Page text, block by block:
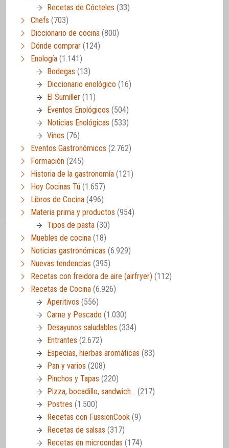
Recetas de Cócteles (33)
Chefs (703)
Diccionario de cocina (800)
Dónde comprar (124)
Enología (1.141)
Bodegas (13)
Diccionario enológico (16)
El Sumiller (11)
Eventos Enológicos (504)
Noticias Enológicas (533)
Vinos (76)
Eventos Gastronómicos (2.762)
Formación (245)
Historia de la gastronomía (121)
Hoy Cocinas Tú (1.657)
Libros de Cocina (496)
Materia prima y productos (954)
Tipos de pasta (30)
Muebles de cocina (18)
Noticias gastronómicas (6.929)
Nuevas tendencias (395)
Recetas con freidora de aire (airfryer) (112)
Recetas de Cocina (6.926)
Aperitivos (556)
Carne y Pescado (1.030)
Desayunos saludables (334)
Entrantes (2.672)
Especias, hierbas aromáticas (83)
Pan y varios (208)
Pinchos y Tapas (220)
Pizza, bocadillo, sandwich… (217)
Postres (1.500)
Recetas con FussionCook (9)
Recetas de salsas (317)
Recetas en microondas (174)